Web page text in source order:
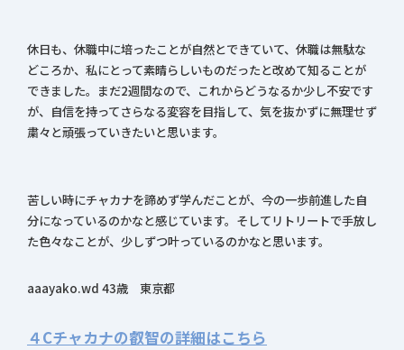
休日も、休職中に培ったことが自然とできていて、休職は無駄な
どころか、私にとって素晴らしいものだったと改めて知ることが
できました。まだ2週間なので、これからどうなるか少し不安です
が、自信を持ってさらなる変容を目指して、気を抜かずに無理せず
粛々と頑張っていきたいと思います。
苦しい時にチャカナを諦めず学んだことが、今の一歩前進した自
分になっているのかなと感じています。そしてリトリートで手放し
た色々なことが、少しずつ叶っているのかなと思います。
aaayako.wd 43歳 東京都
４Cチャカナの叡智の詳細はこちら